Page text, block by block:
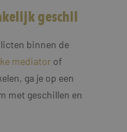
geschil
binnen de
mediator of
ga je op een
met geschillen en